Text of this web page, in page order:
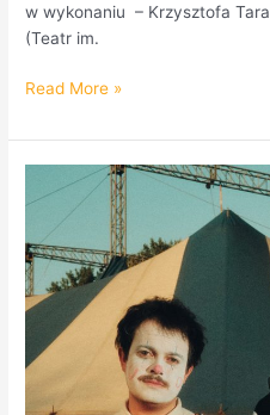
w wykonaniu – Krzysztofa
(Teatr im.
Read More »
otwiera
2026
nowym
punkowym
singlem!